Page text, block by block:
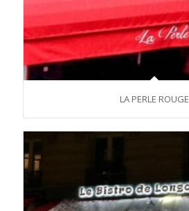
LA PERLE ROUGE